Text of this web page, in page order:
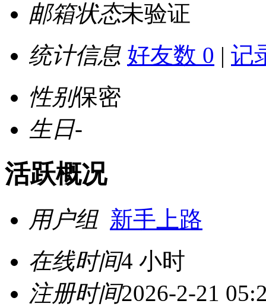
邮箱状态未验证
统计信息 好友数 0 | 记
性别保密
生日-
活跃概况
用户组 新手上路
在线时间4 小时
注册时间2026-2-21